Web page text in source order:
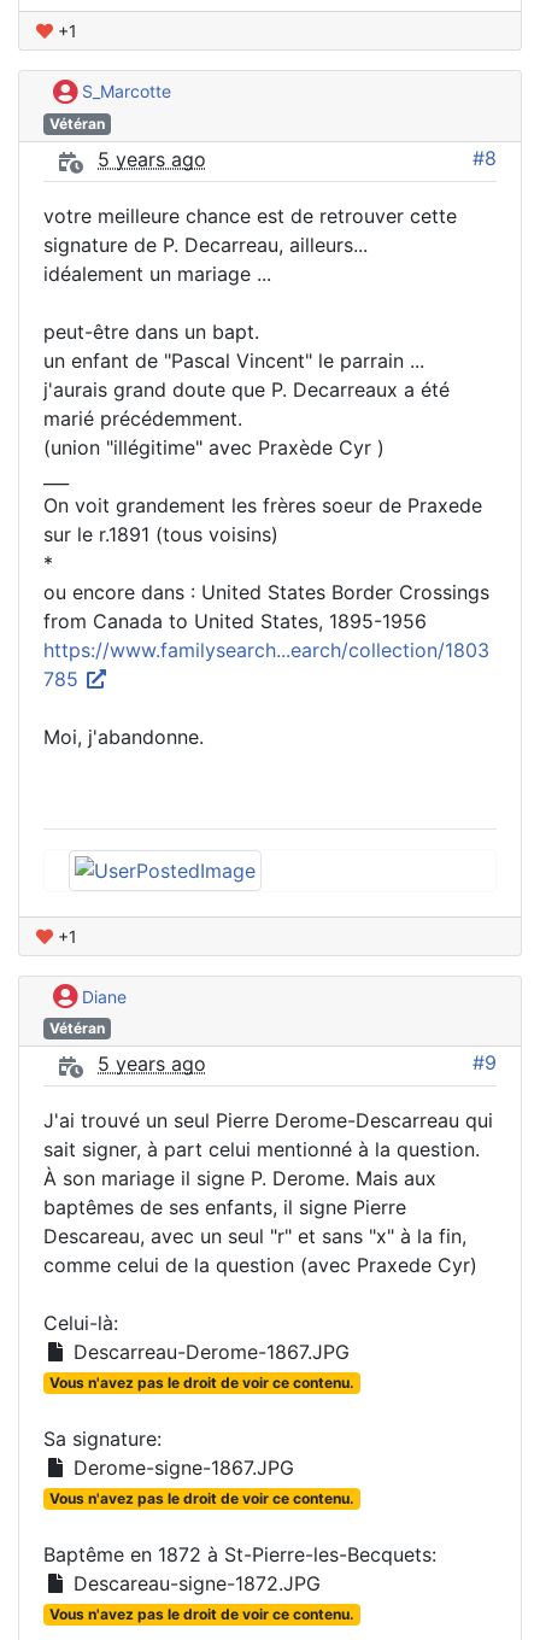
+1
S_Marcotte
Vétéran
5 years ago #8
votre meilleure chance est de retrouver cette
signature de P. Decarreau, ailleurs...
idéalement un mariage ...
peut-être dans un bapt.
un enfant de "Pascal Vincent" le parrain ...
j'aurais grand doute que P. Decarreaux a été
marié précédemment.
(union "illégitime" avec Praxède Cyr )
On voit grandement les frères soeur de Praxede
sur le r.1891 (tous voisins)
*
ou encore dans : United States Border Crossings
from Canada to United States, 1895-1956
https://www.familysearch...earch/collection/1803
785
Moi, j'abandonne.
+1
Diane
Vétéran
5 years ago #9
J'ai trouvé un seul Pierre Derome-Descarreau qui
sait signer, à part celui mentionné à la question.
À son mariage il signe P. Derome. Mais aux
baptêmes de ses enfants, il signe Pierre
Descareau, avec un seul "r" et sans "x" à la fin,
comme celui de la question (avec Praxede Cyr)
Celui-là:
Descarreau-Derome-1867.JPG
Vous n'avez pas le droit de voir ce contenu.
Sa signature:
Derome-signe-1867.JPG
Vous n'avez pas le droit de voir ce contenu.
Baptême en 1872 à St-Pierre-les-Becquets:
Descareau-signe-1872.JPG
Vous n'avez pas le droit de voir ce contenu.